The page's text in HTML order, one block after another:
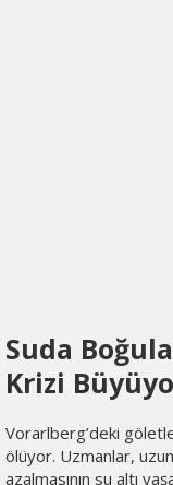
Suda
Krizi
Vorarlberg’deki
ölüyor. Uzmanlar, uzun
azalmasının su altı